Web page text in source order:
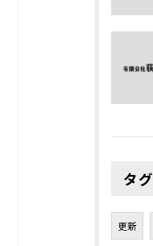
タグ
更新